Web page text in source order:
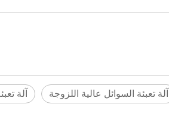
آلة آلة تعبئة السوائل عالية اللزوجة